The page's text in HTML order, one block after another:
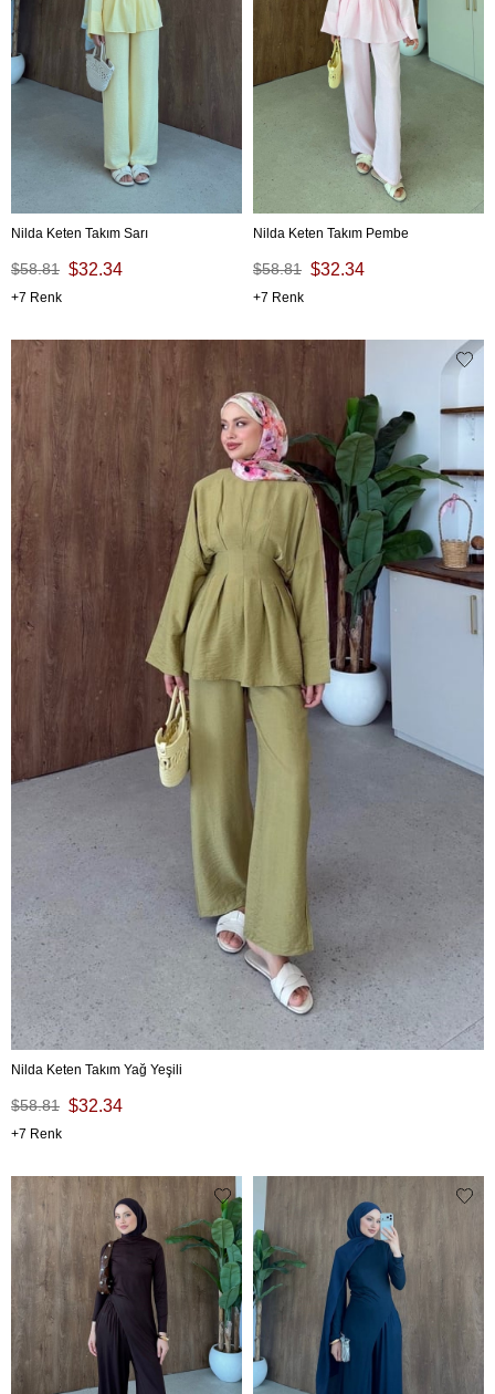
Nilda Keten Takım Sarı
$32.34
$58.81
7
Nilda Keten Takım Pembe
$32.34
$58.81
7
Nilda Keten Takım Yağ Yeşili
$32.34
$58.81
7